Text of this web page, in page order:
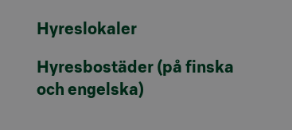
Hyreslokaler
Hyresbostäder (på finska
och engelska)